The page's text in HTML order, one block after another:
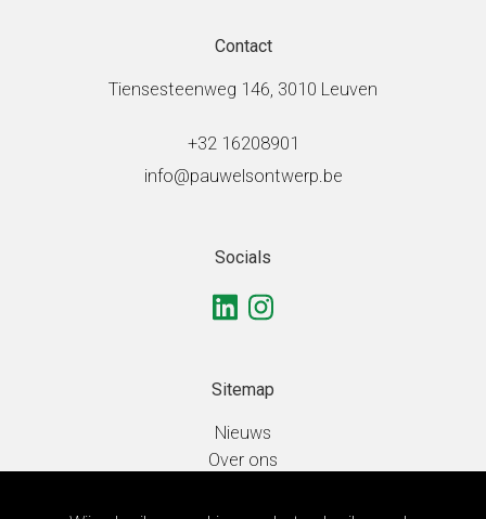
Contact
Tiensesteenweg 146, 3010 Leuven
+32 16208901
info@pauwelsontwerp.be
Socials
Sitemap
Nieuws
Over ons
Projecten